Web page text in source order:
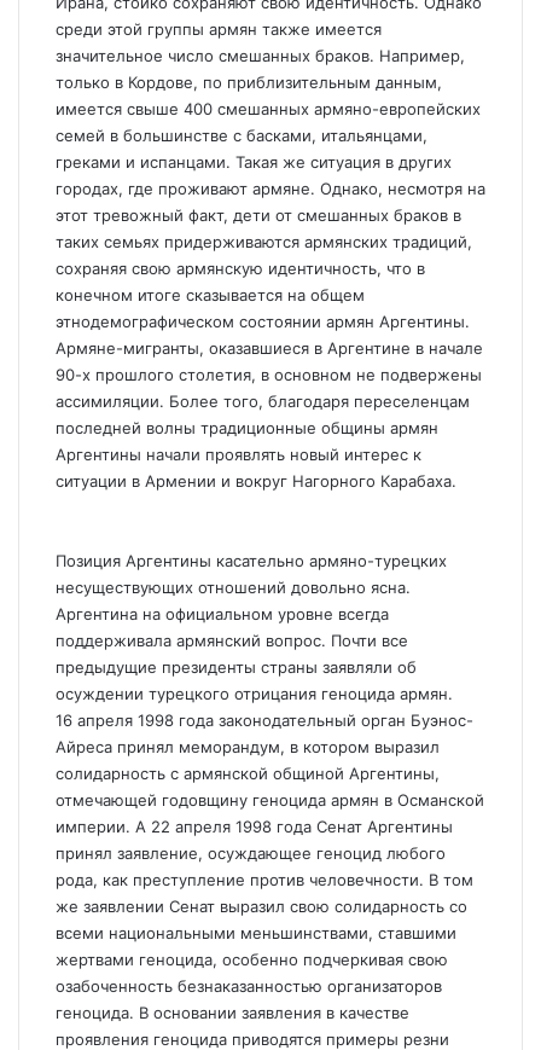
среди этой группы армян также имеется
значительное число смешанных браков. Например,
только в Кордове, по приблизительным данным,
имеется свыше 400 смешанных армяно-европейских
семей в большинстве с басками, итальянцами,
греками и испанцами. Такая же ситуация в других
городах, где проживают армяне. Однако, несмотря на
этот тревожный факт, дети от смешанных браков в
таких семьях придерживаются армянских традиций,
сохраняя свою армянскую идентичность, что в
конечном итоге сказывается на общем
этнодемографическом состоянии армян Аргентины.
Армяне-мигранты, оказавшиеся в Аргентине в начале
90-х прошлого столетия, в основном не подвержены
ассимиляции. Более того, благодаря переселенцам
последней волны традиционные общины армян
Аргентины начали проявлять новый интерес к
ситуации в Армении и вокруг Нагорного Карабаха.
Позиция Аргентины касательно армяно-турецких
несуществующих отношений довольно ясна.
Аргентина на официальном уровне всегда
поддерживала армянский вопрос. Почти все
предыдущие президенты страны заявляли об
осуждении турецкого отрицания геноцида армян.
16 апреля 1998 года законодательный орган Буэнос-
Айреса принял меморандум, в котором выразил
солидарность с армянской общиной Аргентины,
отмечающей годовщину геноцида армян в Османской
империи. А 22 апреля 1998 года Сенат Аргентины
принял заявление, осуждающее геноцид любого
рода, как преступление против человечности. В том
же заявлении Сенат выразил свою солидарность со
всеми национальными меньшинствами, ставшими
жертвами геноцида, особенно подчеркивая свою
озабоченность безнаказанностью организаторов
геноцида. В основании заявления в качестве
проявления геноцида приводятся примеры резни